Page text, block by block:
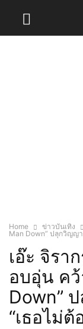
Home ข่าวบันเทิง
Man Down” ปลุกวิญญา
เอ๊ะ จิรา
อบอุ่น คว้
Down”
“เธอไม่ต้